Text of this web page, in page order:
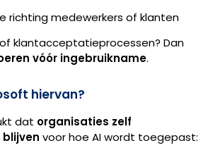
richting medewerkers of klanten
of klantacceptatieprocessen? Dan
vóór ingebruikname.
hiervan?
dat organisaties zelf
voor hoe AI wordt toegepast: